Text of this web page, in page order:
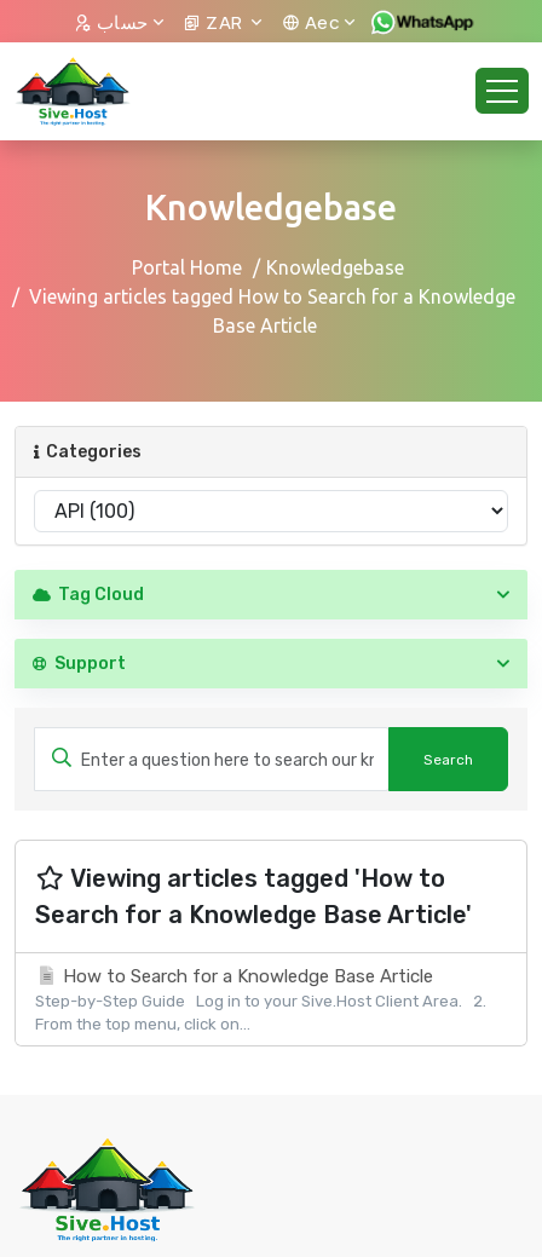
حساب ZAR Aec
Knowledgebase
Portal Home
Knowledgebase
Viewing articles tagged How to Search for a Knowledge
Base Article
Categories
Tag Cloud
Support
Viewing articles tagged 'How to
Search for a Knowledge Base Article'
How to Search for a Knowledge Base Article
Step-by-Step Guide Log in to your Sive.Host Client Area. 2.
From the top menu, click on...